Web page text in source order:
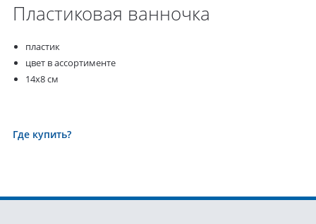
Пластиковая ванночка
пластик
цвет в ассортименте
14х8 см
Где купить?